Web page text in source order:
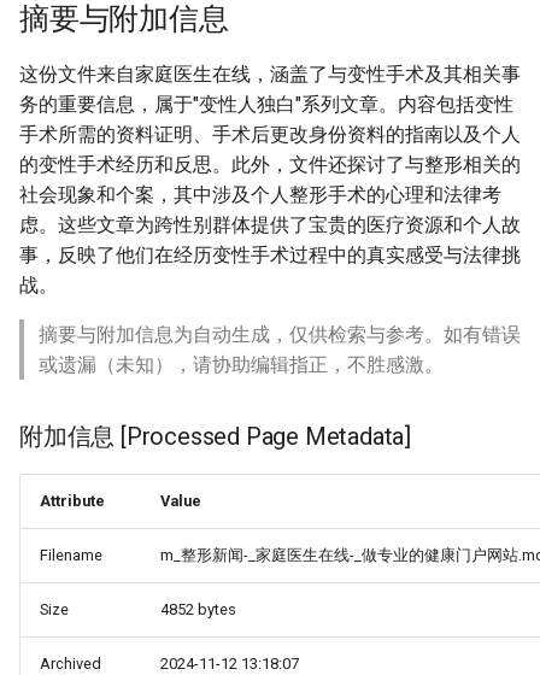
摘要与附加信息
这份文件来自家庭医生在线，涵盖了与变性手术及其相关事
务的重要信息，属于"变性人独白"系列文章。内容包括变性
手术所需的资料证明、手术后更改身份资料的指南以及个人
的变性手术经历和反思。此外，文件还探讨了与整形相关的
社会现象和个案，其中涉及个人整形手术的心理和法律考
虑。这些文章为跨性别群体提供了宝贵的医疗资源和个人故
事，反映了他们在经历变性手术过程中的真实感受与法律挑
战。
摘要与附加信息为自动生成，仅供检索与参考。如有错误
或遗漏（未知），请协助编辑指正，不胜感激。
附加信息 [Processed Page Metadata]
Attribute Value
Filename m_整形新闻-_家庭医生在线-_做专业的健康门户网站
Size 4852 bytes
Archived
2024-11-12 13:18:07